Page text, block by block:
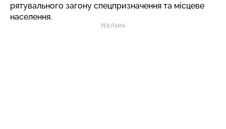
рятувального загону спецпризначення та місцеве
населення.
РЕКЛАМА